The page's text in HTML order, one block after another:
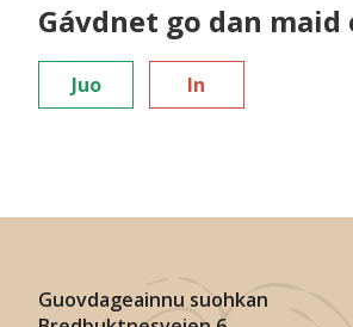
Gávdnet go dan maid
Juo In
Guovdageainnu suohkan